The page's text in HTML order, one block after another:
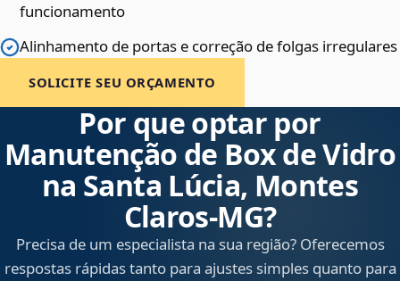
funcionamento
Alinhamento de portas e correção de folgas irregulares
SOLICITE SEU ORÇAMENTO
Por que optar por
Manutenção de Box de Vidro
na Santa Lúcia, Montes
Claros‑MG?
Precisa de um especialista na sua região? Oferecemos
respostas rápidas tanto para ajustes simples quanto para